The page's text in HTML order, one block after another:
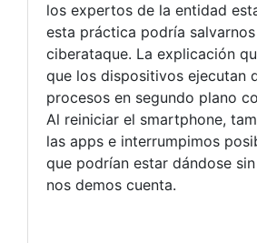
los expertos de la entidad
esta práctica podría
ciberataque. La explicación
que los dispositivos ejecutan
procesos en segundo plano
Al reiniciar el smartphone,
las apps e interrumpimos
que podrían estar dándose
nos demos cuenta.